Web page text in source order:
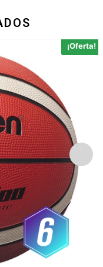
¡Oferta!